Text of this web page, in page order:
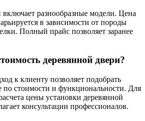
разнообразные модели. Цена
в зависимости от породы
Полный прайс позволяет заранее
деревянной двери?
к клиенту позволяет подобрать
по стоимости и функциональности. Для
цены установки деревянной
консультации профессионалов.